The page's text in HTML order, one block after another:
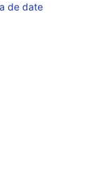
de date